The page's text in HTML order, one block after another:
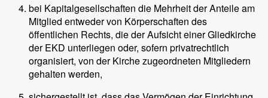
bei Kapitalgesellschaften die Mehrheit der Anteile am
Mitglied entweder von Körperschaften des
öffentlichen Rechts, die der Aufsicht einer Gliedkirche
der EKD unterliegen oder, sofern privatrechtlich
organisiert, von der Kirche zugeordneten Mitgliedern
gehalten werden,